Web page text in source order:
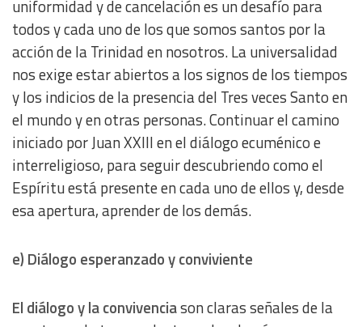
uniformidad y de cancelación es un desafío para
todos y cada uno de los que somos santos por la
acción de la Trinidad en nosotros. La universalidad
nos exige estar abiertos a los signos de los tiempos
y los indicios de la presencia del Tres veces Santo en
el mundo y en otras personas. Continuar el camino
iniciado por Juan XXIII en el diálogo ecuménico e
interreligioso, para seguir descubriendo como el
Espíritu está presente en cada uno de ellos y, desde
esa apertura, aprender de los demás.
e) Diálogo esperanzado y conviviente
El diálogo y la convivenciason claras señales de la